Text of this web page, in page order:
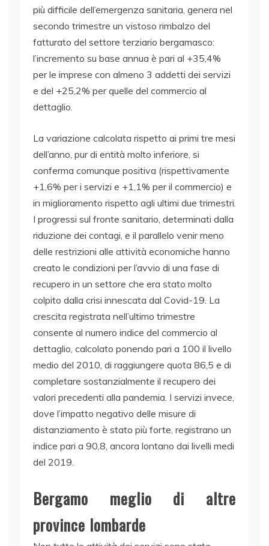
più difficile dell’emergenza sanitaria, genera nel
secondo trimestre un vistoso rimbalzo del
fatturato del settore terziario bergamasco:
l’incremento su base annua è pari al +35,4%
per le imprese con almeno 3 addetti dei servizi
e del +25,2% per quelle del commercio al
dettaglio.
La variazione calcolata rispetto ai primi tre mesi
dell’anno, pur di entità molto inferiore, si
conferma comunque positiva (rispettivamente
+1,6% per i servizi e +1,1% per il commercio) e
in miglioramento rispetto agli ultimi due trimestri.
I progressi sul fronte sanitario, determinati dalla
riduzione dei contagi, e il parallelo venir meno
delle restrizioni alle attività economiche hanno
creato le condizioni per l’avvio di una fase di
recupero in un settore che era stato molto
colpito dalla crisi innescata dal Covid-19. La
crescita registrata nell’ultimo trimestre
consente al numero indice del commercio al
dettaglio, calcolato ponendo pari a 100 il livello
medio del 2010, di raggiungere quota 86,5 e di
completare sostanzialmente il recupero dei
valori precedenti alla pandemia. I servizi invece,
dove l’impatto negativo delle misure di
distanziamento è stato più forte, registrano un
indice pari a 90,8, ancora lontano dai livelli medi
del 2019.
Bergamo meglio di altre
province lombarde